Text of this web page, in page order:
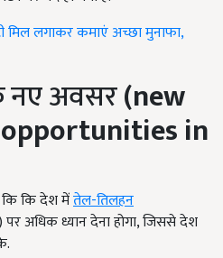
मिल लगाकर कमाएं अच्छा मुनाफा,
नए अवसर(new
in
कि देश मेंतेल-तिलहन
अधिक ध्यान देना होगा, जिससे देश